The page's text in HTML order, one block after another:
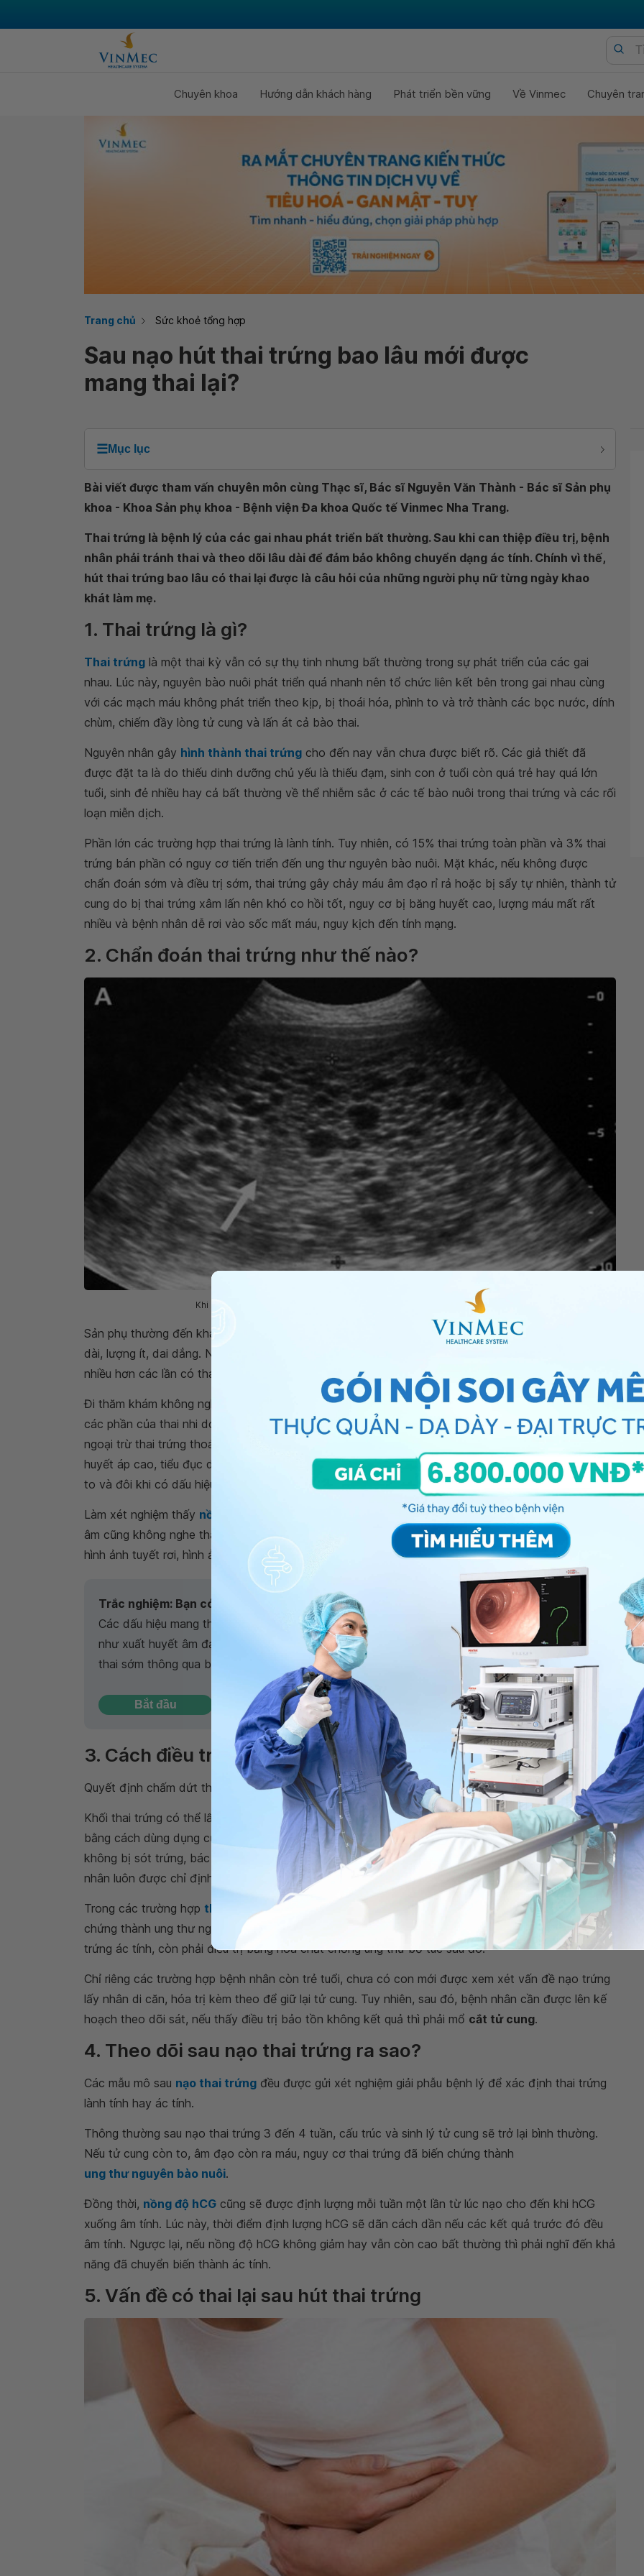
Chuyên khoa Hướng dẫn khách hàng Phát triển bền vững Về Vinmec Chuyên
Trang chủ Sức khoẻ tổng hợp
Sau nạo hút thai trứng bao lâu mới được
mang thai lại?
☰Mục lục
Bài viết được tham vấn chuyên môn cùng Thạc sĩ, Bác sĩ Nguyễn Văn Thành - Bác sĩ Sản phụ
khoa - Khoa Sản phụ khoa - Bệnh viện Đa khoa Quốc tế Vinmec Nha Trang.
Thai trứng là bệnh lý của các gai nhau phát triển bất thường. Sau khi can thiệp điều trị, bệnh
nhân phải tránh thai và theo dõi lâu dài để đảm bảo không chuyển dạng ác tính. Chính vì thế,
hút thai trứng bao lâu có thai lại được là câu hỏi của những người phụ nữ từng ngày khao
khát làm mẹ.
1. Thai trứng là gì?
Thai trứng là một thai kỳ vẫn có sự thụ tinh nhưng bất thường trong sự phát triển của các gai
nhau. Lúc này, nguyên bào nuôi phát triển quá nhanh nên tổ chức liên kết bên trong gai nhau cùng
với các mạch máu không phát triển theo kịp, bị thoái hóa, phình to và trở thành các bọc nước, dính
chùm, chiếm đầy lòng tử cung và lấn át cả bào thai.
Nguyên nhân gây hình thành thai trứng cho đến nay vẫn chưa được biết rõ. Các giả thiết đã
được đặt ta là do thiếu dinh dưỡng chủ yếu là thiếu đạm, sinh con ở tuổi còn quá trẻ hay quá lớn
tuổi, sinh đẻ nhiều hay cả bất thường về thể nhiễm sắc ở các tế bào nuôi trong thai trứng và các rối
loạn miễn dịch.
Phần lớn các trường hợp thai trứng là lành tính. Tuy nhiên, có 15% thai trứng toàn phần và 3% thai
trứng bán phần có nguy cơ tiến triển đến ung thư nguyên bào nuôi. Mặt khác, nếu không được
chẩn đoán sớm và điều trị sớm, thai trứng gây chảy máu âm đạo rỉ rả hoặc bị sẩy tự nhiên, thành tử
cung do bị thai trứng xâm lấn nên khó co hồi tốt, nguy cơ bị băng huyết cao, lượng máu mất rất
nhiều và bệnh nhân dễ rơi vào sốc mất máu, nguy kịch đến tính mạng.
2. Chẩn đoán thai trứng như thế nào?
Khi siêu âm thấy lốm đốm được ví như hình ảnh tuyết rơi, hình ảnh chùm nho
Sản phụ thường đến khám là do xuất huyết âm đạo. Máu màu đen hoặc đỏ, chảy bất thường kéo
dài, lượng ít, dai dẳng. Ngoài ra, sản phụ cũng có thể bị ốm nghén nặng nề hơn bình thường, bị nôn
nhiều hơn các lần có thai trước và kéo dài ngay cả khi qua đến tam cá nguyệt giữa.
Đi thăm khám không nghe thấy tim thai. Mật độ tử cung mềm, không sờ thấy hay rất khó sờ thấy
các phần của thai nhi do bị chèn ép. Tử cung to hơn tuổi thai do tế bào nuôi tăng sinh quá mức,
ngoại trừ thai trứng thoái hoá thì tử cung lại nhỏ hơn tuổi thai. Ngoài ra, sản phụ có thể bị phù,
huyết áp cao, tiểu đục do mất protein qua niệu. Nhịp tim nhanh, da bàn tay ấm, run tay, tuyến giáp
to và đôi khi có dấu hiệu vàng da, nước tiểu vàng...
Làm xét nghiệm thấy nồng độ ßhCG
tăng rất cao, cao hơn tuổi thai và tăng nhanh liên tục. Khi siêu
âm cũng không nghe thấy tim thai, không thấy hình ảnh phôi thai mà chỉ thấy lốm đốm được ví như
hình ảnh tuyết rơi, hình ảnh chùm nho.
Trắc nghiệm: Bạn có hiểu đúng về dấu hiệu mang thai sớm?
Các dấu hiệu mang thai sớm không phải chỉ mỗi trễ kinh mà còn có rất nhiều dấu hiệu khác
như xuất huyết âm đạo, ngực căng tức,… Điểm xem bạn biết được bao nhiêu dấu hiệu mang
thai sớm thông qua bài trắc nghiệm này nhé!
Bắt đầu
3. Cách điều trị thai trứng như thế nào?
Quyết định chấm dứt thai kỳ cần phải được đặt ra ngay sau khi chẩn đoán xác định là thai trứng.
Khối thai trứng có thể lấy ra khỏi lòng tử cung với các biện pháp can thiệp tối thiểu trên tử cung
bằng cách dùng dụng cụ nong cổ tử cung kết hợp với máy hút để hút trứng. Sau đó, để đảm bảo
không bị sót trứng, bác sĩ sẽ dùng đến kìm hình tim, thìa to và thìa cùn nạo lại. Sau thủ thuật, bệnh
nhân luôn được chỉ định kháng sinh để đề phòng nhiễm khuẩn.
Trong các trường hợp thai trứng xâm lấn
thành tử cung, ăn lan phức tạp hay có nguy cơ biến
chứng thành ung thư nguyên bào nuôi cao, cần phải chỉ định cắt tử cung dự phòng. Đối với thai
trứng ác tính, còn phải điều trị bằng hoá chất chống ung thư bổ túc sau đó.
Chỉ riêng các trường hợp bệnh nhân còn trẻ tuổi, chưa có con mới được xem xét vấn đề nạo trứng
lấy nhân di căn, hóa trị kèm theo để giữ lại tử cung. Tuy nhiên, sau đó, bệnh nhân cần được lên kế
hoạch theo dõi sát, nếu thấy điều trị bảo tồn không kết quả thì phải mổ cắt tử cung.
4. Theo dõi sau nạo thai trứng ra sao?
Các mẫu mô sau nạo thai trứng đều được gửi xét nghiệm giải phẫu bệnh lý để xác định thai trứng
lành tính hay ác tính.
Thông thường sau nạo thai trứng 3 đến 4 tuần, cấu trúc và sinh lý tử cung sẽ trở lại bình thường.
Nếu tử cung còn to, âm đạo còn ra máu, nguy cơ thai trứng đã biến chứng thành
ung thư nguyên bào nuôi.
Đồng thời, nồng độ hCG cũng sẽ được định lượng mỗi tuần một lần từ lúc nạo cho đến khi hCG
xuống âm tính. Lúc này, thời điểm định lượng hCG sẽ dãn cách dần nếu các kết quả trước đó đều
âm tính. Ngược lại, nếu nồng độ hCG không giảm hay vẫn còn cao bất thường thì phải nghĩ đến khả
năng đã chuyển biến thành ác tính.
5. Vấn đề có thai lại sau hút thai trứng